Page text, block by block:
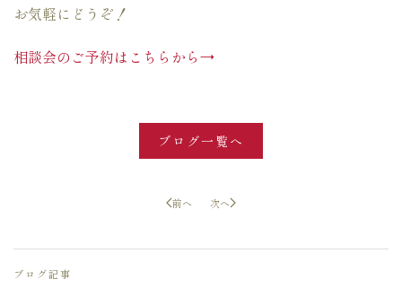
お気軽にどうぞ！
相談会のご予約はこちらから→
ブログ一覧へ
前へ 次へ
ブログ記事